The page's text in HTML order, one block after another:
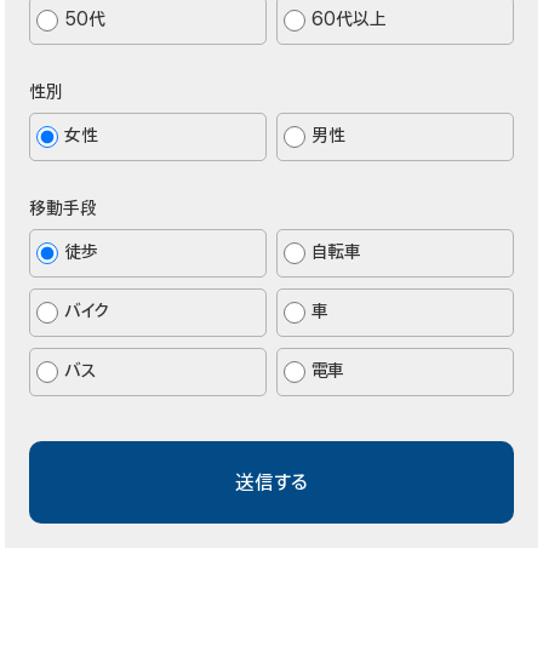
50代 60代以上
性別
女性
男性
移動手段
徒歩
自転車
バイク 車
バス 電車